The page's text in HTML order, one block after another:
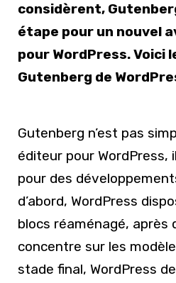
considèrent,
étape pour un nouvel
pour WordPress. Voici
Gutenberg de
Gutenberg n’est pas
éditeur pour WordPress,
pour des
d’abord, WordPress
blocs réaménagé, après
concentre sur les
stade final, WordPress